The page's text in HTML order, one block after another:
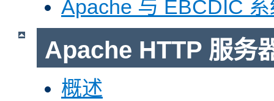
Apache 与 EBCDIC
Apache HTTP 服务
概述